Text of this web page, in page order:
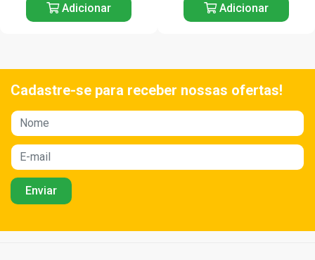
Adicionar Adicionar
Cadastre-se para receber nossas ofertas!